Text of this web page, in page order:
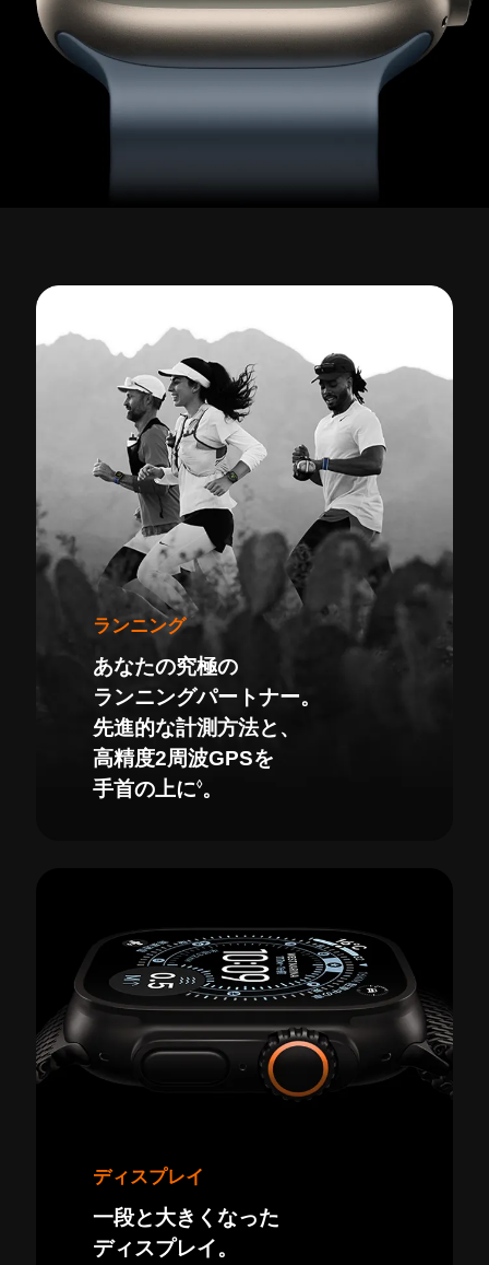
ランニング
あなたの究極の
ランニングパートナー。
先進的な計測方法と、
高精度2周波GPSを
手首の上に◊。
ディスプレイ
一段と大きくなった
ディスプレイ。